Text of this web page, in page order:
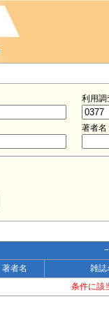
利用調
著者名
著者名
雑誌
条件に該